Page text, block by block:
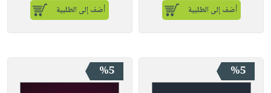
أضف إلى الطلبية أضف إلى الطلبية
%5
%5